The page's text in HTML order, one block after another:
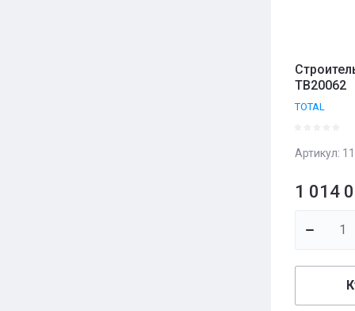
TB20062
TOTAL
Артикул:
1 014